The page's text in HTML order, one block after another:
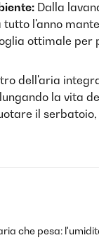
Dalla
l'anno
ottimale per
dell'aria
la vita
il
che pesa: